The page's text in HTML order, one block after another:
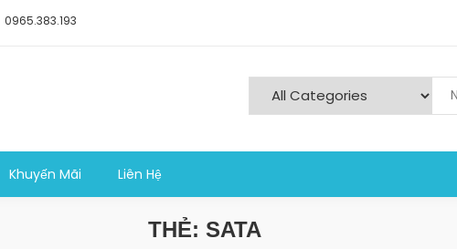
0965.383.193
Khuyến Mãi Liên Hệ
THẺ: SATA